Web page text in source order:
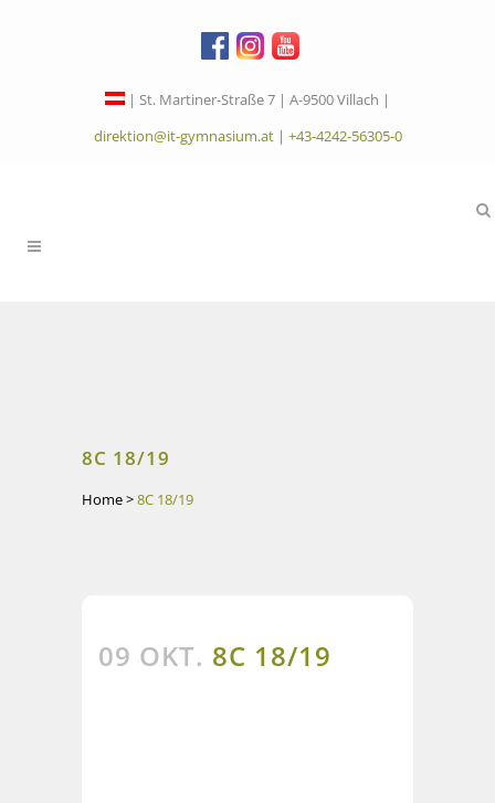
| St. Martiner-Straße 7 | A-9500 Villach |
direktion@it-gymnasium.at| +43-4242-56305-0
8C 18/19
Home>8C 18/19
09 OKT. 8C 18/19